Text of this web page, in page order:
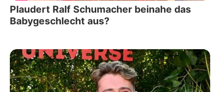
Plaudert Ralf Schumacher beinahe das
Babygeschlecht aus?